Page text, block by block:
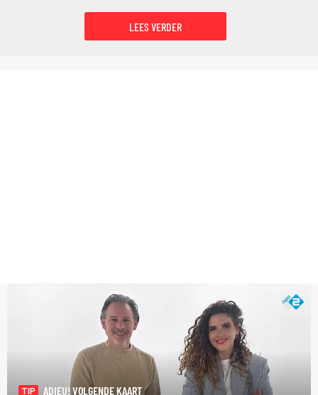
LEES VERDER
TIP ADIEU! VOLGENDE KAART